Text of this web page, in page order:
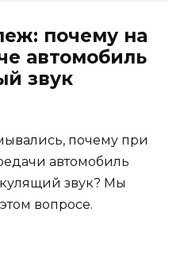
почему на
автомобиль
звук
почему при
автомобиль
звук? Мы
вопросе.